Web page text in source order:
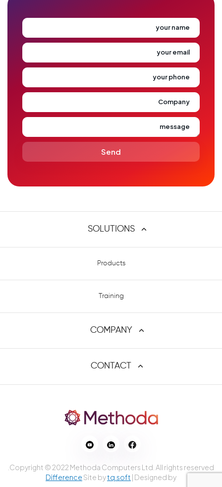
your name
your email
your phone
Company
message
SOLUTIONS
Products
Training
COMPANY
Contact us
דרושים
CONTACT
Phone03-6133336
Copyright © 2022 Methoda Computers Ltd. All rights reserved.
Site bytq.soft | Designed by
Difference